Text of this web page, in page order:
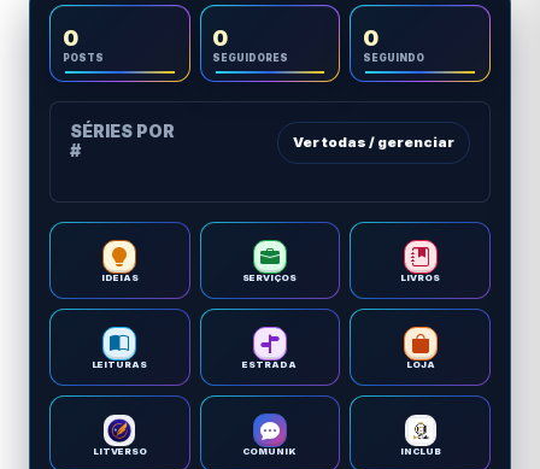
0
POSTS
0
SEGUIDORES
0
SEGUINDO
SÉRIES POR
#
Ver todas / gerenciar
IDEIAS SERVIÇOS LIVROS
LEITURAS ESTRADA LOJA
LITVERSO COMUNIK INCLUB